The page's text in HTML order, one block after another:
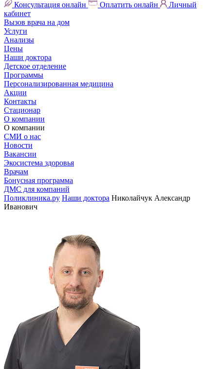
Консультация онлайн Оплатить онлайн
Личный
кабинет
Вызов врача на дом
Услуги
Анализы
Цены
Наши доктора
Детское отделение
Программы
Персонализированная медицина
Акции
Контакты
Стационар
О компании
О компании
СМИ о нас
Новости
Вакансии
Экосистема здоровья
Врачам
Бонусная программа
ДМС для компаний
Поликлиника.ру Наши доктора Николайчук Александр
Иванович